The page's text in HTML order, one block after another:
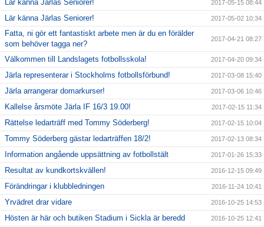
Lär känna Järlas Seniorer! 2017-05-15 08:44
Lär känna Järlas Seniorer! 2017-05-02 10:34
Fatta, ni gör ett fantastiskt arbete men är du en förälder
som behöver tagga ner?
2017-04-21 08:27
Välkommen till Landslagets fotbollsskola! 2017-04-20 09:34
Järla representerar i Stockholms fotbollsförbund! 2017-03-08 15:40
Järla arrangerar domarkurser! 2017-03-06 10:46
Kallelse årsmöte Järla IF 16/3 19.00! 2017-02-15 11:34
Rättelse ledarträff med Tommy Söderberg! 2017-02-15 10:04
Tommy Söderberg gästar ledarträffen 18/2! 2017-02-13 08:34
Information angående uppsättning av fotbollstält 2017-01-26 15:33
Resultat av kundkortskvällen! 2016-12-15 09:49
Förändringar i klubbledningen 2016-11-24 10:41
Yrvädret drar vidare 2016-10-25 14:53
Hösten är här och butiken Stadium i Sickla är beredd 2016-10-25 12:41